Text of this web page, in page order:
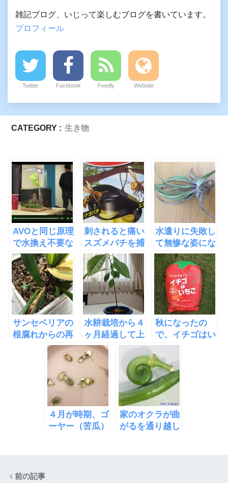
雑記ブログ、いじって楽しむブログを書いています。
プロフィール
Twitter Facebook Feedly Website
CATEGORY : 生き物
AVOと同じ原理
で水換え不要な
水槽
「EcoQube
C」
刺されると痛い
スズメバチを捕
獲するトラップ
を設置してみた
けど
水遣りに失敗し
て無惨な姿にな
ったエアープラ
ンツ
サンセベリアの
根腐れからの再
生方法と水挿し
水耕栽培から４
ヶ月経過して上
の葉が大きくな
ったアボカド
秋になったの
で、イチゴはい
ちごと言う袋入
りの土で苺栽培
再開
４月が時期、ゴ
ーヤー（苦瓜）
家のオクラが曲
がるを通り越し
前の記事